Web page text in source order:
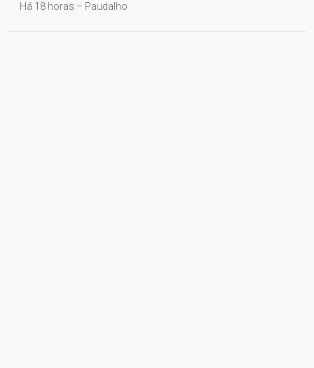
Há 18 horas – Paudalho